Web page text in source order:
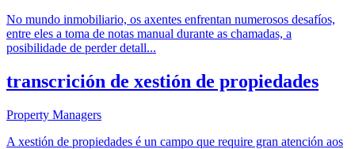
No mundo inmobiliario, os axentes enfrentan numerosos desafíos,
entre eles a toma de notas manual durante as chamadas, a
posibilidade de perder detall...
transcrición de xestión de propiedades
Property Managers
A xestión de propiedades é un campo que require gran atención aos